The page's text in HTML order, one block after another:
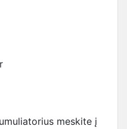
meskite į